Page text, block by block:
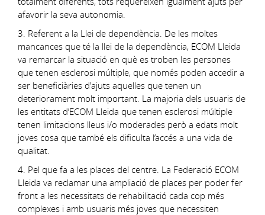
afavorir la seva autonomia.
3. Referent a la Llei de dependència. De les moltes
mancances que té la llei de la dependència, ECOM Lleida
va remarcar la situació en què es troben les persones
que tenen esclerosi múltiple, que només poden accedir a
ser beneficiàries d'ajuts aquelles que tenen un
deteriorament molt important. La majoria dels usuaris de
les entitats d’ECOM Lleida que tenen esclerosi múltiple
tenen limitacions lleus i/o moderades però a edats molt
joves cosa que també els dificulta l’accés a una vida de
qualitat.
4. Pel que fa a les places del centre. La Federació ECOM
Lleida va reclamar una ampliació de places per poder fer
front a les necessitats de rehabilitació cada cop més
complexes i amb usuaris més joves que necessiten